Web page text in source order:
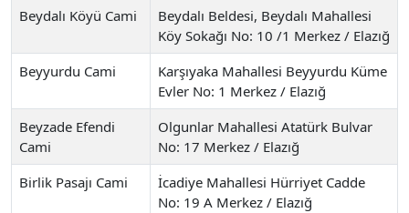
Beydalı Köyü Cami
Beydalı Beldesi, Beydalı Mahallesi
Köy Sokağı No: 10 /1 Merkez / Elazığ
Beyyurdu Cami
Karşıyaka Mahallesi Beyyurdu Küme
Evler No: 1 Merkez / Elazığ
Beyzade Efendi
Cami
Olgunlar Mahallesi Atatürk Bulvar
No: 17 Merkez / Elazığ
Birlik Pasajı Cami
İcadiye Mahallesi Hürriyet Cadde
No: 19 A Merkez / Elazığ